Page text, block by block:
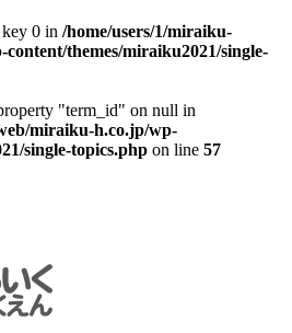
0 in /home/users/1/miraiku-
themes/miraiku2021/single-
"term_id" on null in
miraiku-h.co.jp/wp-
single-topics.php on line 57